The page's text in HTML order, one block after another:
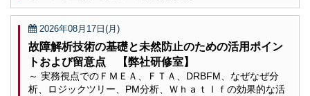
2026年08月17日(月)
故障解析技術の基礎と未然防止のための活用ポイン
トおよび留意点 【弊社研修室】
～ 実務視点でのＦＭＥＡ、ＦＴＡ、DRBFM、なぜなぜ分
析、ロジックツリー、PM分析、ＷｈａｔＩｆの効果的な活